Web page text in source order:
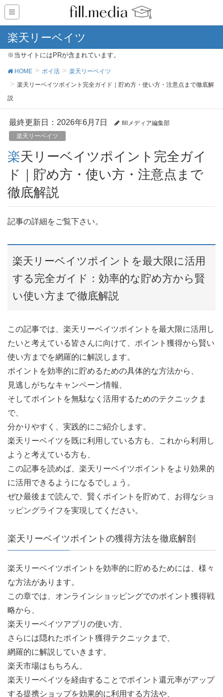
楽天リーベイツ
※当サイトにはPRが含まれています。
HOME ポイ活
楽天リーベイツ
楽天リーベイツポイント完全ガイド｜貯め方・使い方・注意点まで徹底解
説
最終更新日：2026年6月7日
fillメディア編集部
楽天リーベイツ
楽天リーベイツポイント完全ガイ
ド｜貯め方・使い方・注意点まで
徹底解説
記事の詳細をご覧下さい。
楽天リーベイツポイントを最大限に活用
する完全ガイド：効率的な貯め方から賢
い使い方まで徹底解説
この記事では、楽天リーベイツポイントを最大限に活用し
たいと考えている皆さんに向けて、ポイント獲得から賢い
使い方までを網羅的に解説します。
ポイントを効率的に貯めるための具体的な方法から、
見逃しがちなキャンペーン情報、
そしてポイントを無駄なく活用するためのテクニックま
で、
分かりやすく、実践的にご紹介します。
楽天リーベイツを既に利用している方も、これから利用し
ようと考えている方も、
この記事を読めば、楽天リーベイツポイントをより効果的
に活用できるようになるでしょう。
ぜひ最後まで読んで、賢くポイントを貯めて、お得なショ
ッピングライフを実現してください。
楽天リーベイツポイントの獲得方法を徹底解剖
楽天リーベイツポイントを効率的に貯めるためには、様々
な方法があります。
この章では、オンラインショッピングでのポイント獲得戦
略から、
楽天リーベイツアプリの使い方、
さらには隠れたポイント獲得テクニックまで、
網羅的に解説していきます。
楽天市場はもちろん、
楽天リーベイツを経由することでポイント還元率がアップ
する提携ショップを効果的に利用する方法や、